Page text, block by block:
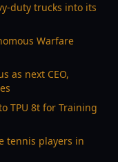
duty trucks into its
Warfare
as next CEO,
TPU 8t for Training
tennis players in